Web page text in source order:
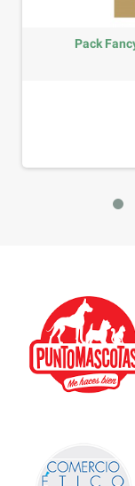
Pack Fancy